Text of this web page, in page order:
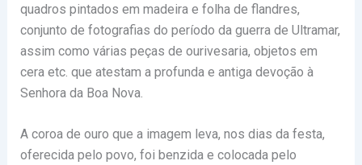
quadros pintados em madeira e folha de flandres,
conjunto de fotografias do período da guerra de Ultramar,
assim como várias peças de ourivesaria, objetos em
cera etc. que atestam a profunda e antiga devoção à
Senhora da Boa Nova.
A coroa de ouro que a imagem leva, nos dias da festa,
oferecida pelo povo, foi benzida e colocada pelo